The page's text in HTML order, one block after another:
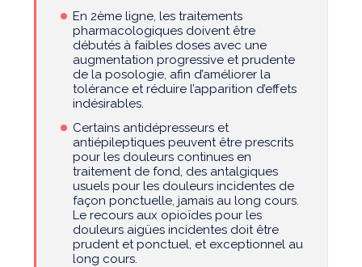
En 2ème ligne, les traitements
pharmacologiques doivent être
débutés à faibles doses avec une
augmentation progressive et prudente
de la posologie, afin d’améliorer la
tolérance et réduire l’apparition d’effets
indésirables.
Certains antidépresseurs et
antiépileptiques peuvent être prescrits
pour les douleurs continues en
traitement de fond, des antalgiques
usuels pour les douleurs incidentes de
façon ponctuelle, jamais au long cours.
Le recours aux opioïdes pour les
douleurs aigües incidentes doit être
prudent et ponctuel, et exceptionnel au
long cours.